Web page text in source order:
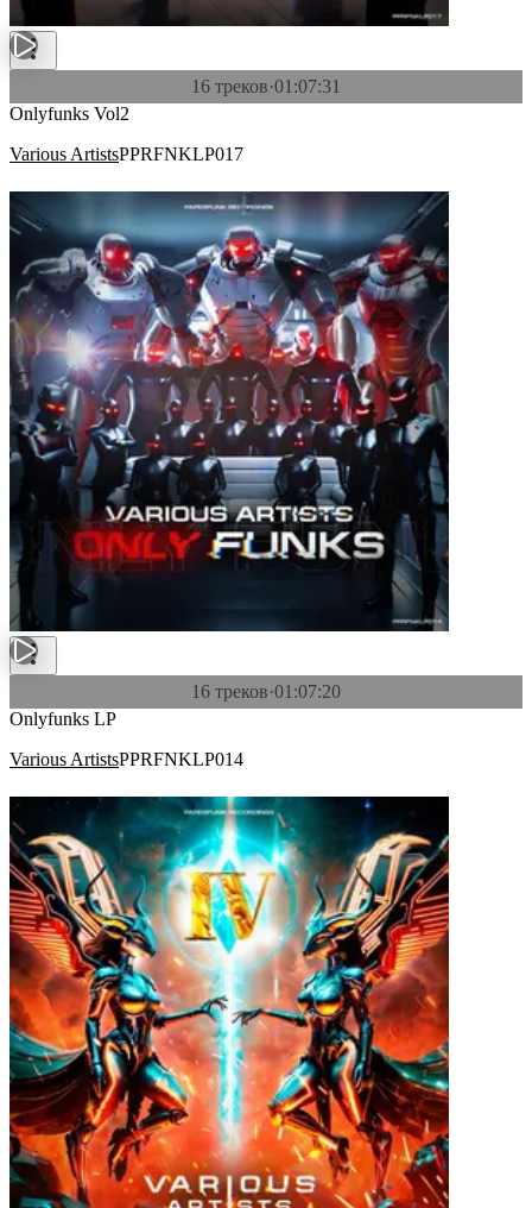
16 треков·01:07:31
Onlyfunks Vol2
Various ArtistsPPRFNKLP017
16 треков·01:07:20
Onlyfunks LP
Various ArtistsPPRFNKLP014